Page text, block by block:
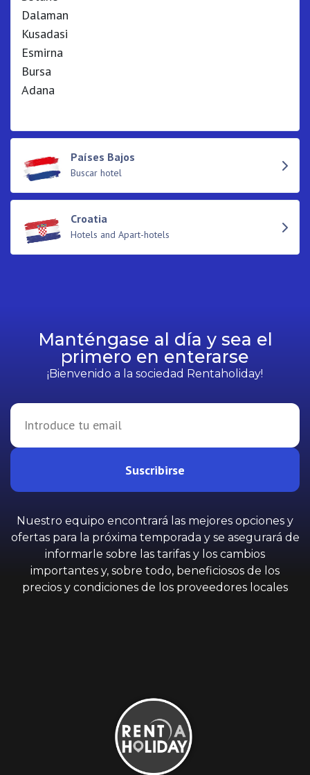
Dalaman
Kusadasi
Esmirna
Bursa
Adana
Países Bajos
Buscar hotel
Croatia
Hotels and Apart-hotels
Manténgase al día y sea el
primero en enterarse
¡Bienvenido a la sociedad Rentaholiday!
Suscribirse
Nuestro equipo encontrará las mejores opciones y
ofertas para la próxima temporada y se asegurará de
informarle sobre las tarifas y los cambios
importantes y, sobre todo, beneficiosos de los
precios y condiciones de los proveedores locales